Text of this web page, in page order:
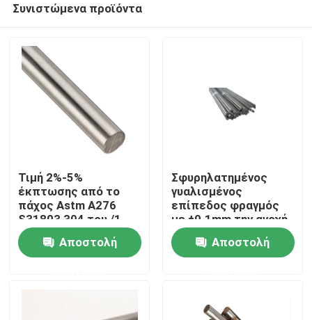
Σπίτι
Συνιστώμενα προϊόντα
Τιμή 2%-5%
έκπτωσης από το
πάχος Astm A276
S31803 304 του /1-
35mm ανοξείδωτο
201 γύρω από τη
ράβδο μετάλλων
Αποστολή
Σφυρηλατημένος
γυαλισμένος
επίπεδος φραγμός
με ±0.1mm την ανοχή
430 ανοξείδωτο
γύρω από το
απόθεμα φραγμών SS
Αποστολή